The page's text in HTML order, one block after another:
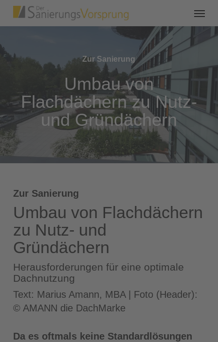
Zur Sanierung
Umbau von
Flachdächern zu Nutz-
und Gründächern
Zur Sanierung
Umbau von Flachdächern
zu Nutz- und
Gründächern
Herausforderungen für eine optimale
Dachnutzung
Text: Marius Amann, MBA | Foto (Header):
© AMANN die DachMarke
Da es oftmals keine Standardlösungen